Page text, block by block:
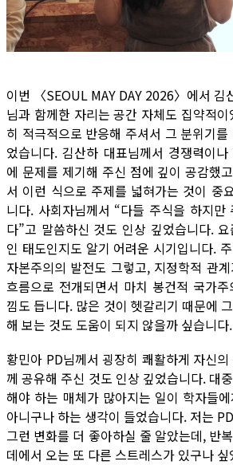
이번 〈SEOUL MAY DAY 2026〉에서 김
님과 함께한 자리는 공간 자체도 집약적
히 적극적으로 반응해 주셔서 그 분위기
었습니다. 김산하 대표님께서 경쟁력이
에 문제를 제기해 주신 점에 깊이 공감했
서 이런 식으로 주제를 넓혀가는 것이 중
니다. 사회자님께서 “다들 주식을 하지
다”고 말씀하신 것도 인상 깊었습니다.
인 태도인지도 알기 어려운 시기입니다.
자본주의의 발전도 그렇고, 지정학적 관
흐름으로 전개되면서 마치 봉건적 국가
낌도 듭니다. 많은 것이 헷갈리기 때문에
해 보는 것도 도움이 되지 않을까 싶습니다.
황민아 PD님께서 굉장히 쾌활하게 자신
께 공유해 주신 것도 인상 깊었습니다. 대
해야 하는 매체가 많아지는 일이 학자들
아니구나 하는 생각이 들었습니다. 저는
그런 변화를 더 좋아하실 줄 알았는데, 반
데에서 오는 또 다른 스트레스가 있구나